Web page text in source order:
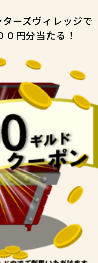
ーズヴィレッジで
円分当たる！